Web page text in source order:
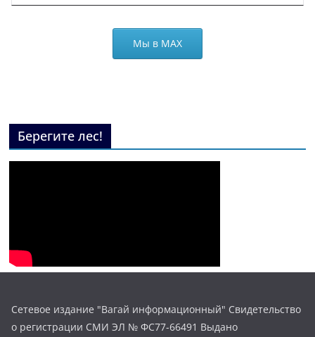
Мы в МАХ
Берегите лес!
Сетевое издание "Вагай информационный" Свидетельство
о регистрации СМИ ЭЛ № ФС77-66491 Выдано